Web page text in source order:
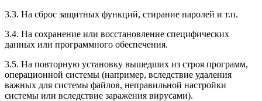
3.3. На сброс защитных функций, стирание паролей и т.п.
3.4. На сохранение или восстановление специфических
данных или программного обеспечения.
3.5. На повторную установку вышедших из строя программ,
операционной системы (например, вследствие удаления
важных для системы файлов, неправильной настройки
системы или вследствие заражения вирусами).